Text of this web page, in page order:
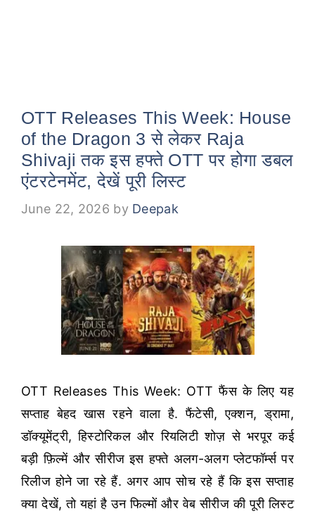
OTT Releases This Week: House
of the Dragon 3 से लेकर Raja
Shivaji तक इस हफ्ते OTT पर होगा डबल
एंटरटेनमेंट, देखें पूरी लिस्ट
June 22, 2026 by Deepak
OTT Releases This Week: OTT फैंस के लिए यह
सप्ताह बेहद खास रहने वाला है. फैंटेसी, एक्शन, ड्रामा,
डॉक्यूमेंट्री, हिस्टोरिकल और रियलिटी शोज़ से भरपूर कई
बड़ी फ़िल्में और सीरीज इस हफ्ते अलग-अलग प्लेटफॉर्म्स पर
रिलीज होने जा रहे हैं. अगर आप सोच रहे हैं कि इस सप्ताह
क्या देखें, तो यहां है उन फिल्मों और वेब सीरीज की पूरी लिस्ट